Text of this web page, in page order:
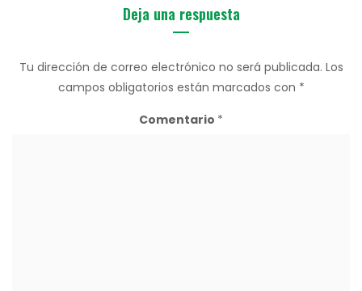
Deja una respuesta
Tu dirección de correo electrónico no será publicada. Los
campos obligatorios están marcados con *
Comentario *